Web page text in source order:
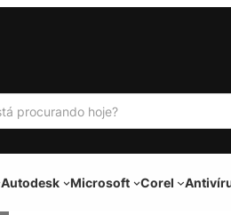
Autodesk Microsoft Corel